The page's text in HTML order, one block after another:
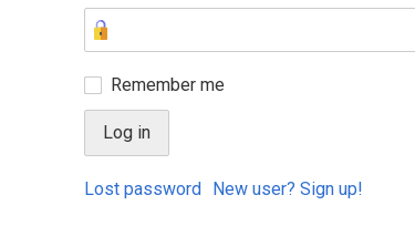
Remember me
Lost password New user? Sign up!